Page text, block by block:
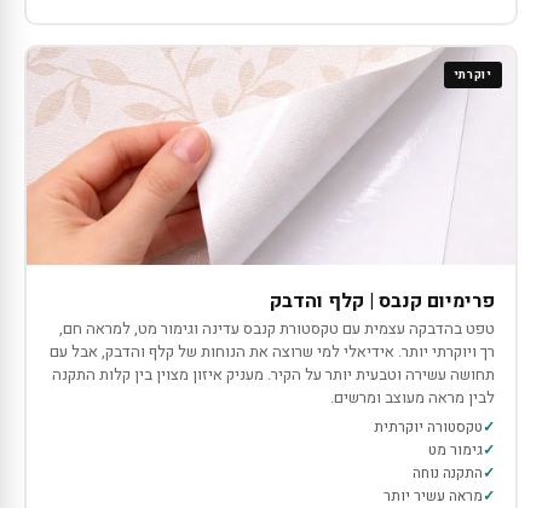
יוקרתי
פרימיום קנבס | קלף והדבק
טפט בהדבקה עצמית עם טקסטורת קנבס עדינה וגימור מט, למראה חם,
רך ויוקרתי יותר. אידיאלי למי שרוצה את הנוחות של קלף והדבק, אבל עם
תחושה עשירה וטבעית יותר על הקיר. מעניק איזון מצוין בין קלות התקנה
לבין מראה מעוצב ומרשים.
טקסטורה יוקרתית
גימור מט
התקנה נוחה
מראה עשיר יותר